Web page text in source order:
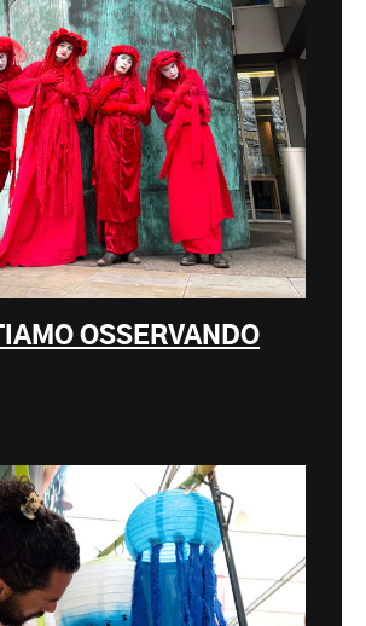
OSSERVANDO